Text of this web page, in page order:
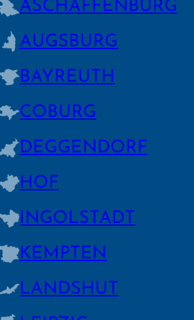
ASCHAFFEN­BURG
AUGSBURG
BAYREUTH
COBURG
DEGGEN­DORF
HOF
INGOLSTADT
KEMPTEN
LANDSHUT